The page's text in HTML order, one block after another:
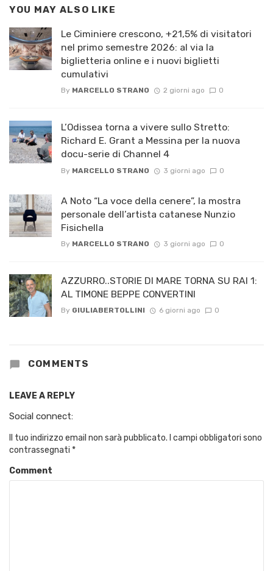
YOU MAY ALSO LIKE
Le Ciminiere crescono, +21,5% di visitatori
nel primo semestre 2026: al via la
biglietteria online e i nuovi biglietti
cumulativi
By MARCELLO STRANO 2 giorni ago 0
L’Odissea torna a vivere sullo Stretto:
Richard E. Grant a Messina per la nuova
docu-serie di Channel 4
By MARCELLO STRANO 3 giorni ago 0
A Noto “La voce della cenere”, la mostra
personale dell’artista catanese Nunzio
Fisichella
By MARCELLO STRANO 3 giorni ago 0
AZZURRO..STORIE DI MARE TORNA SU RAI 1:
AL TIMONE BEPPE CONVERTINI
By GIULIABERTOLLINI 6 giorni ago 0
COMMENTS
LEAVE A REPLY
Social connect:
Il tuo indirizzo email non sarà pubblicato. I campi obbligatori sono
contrassegnati *
Comment